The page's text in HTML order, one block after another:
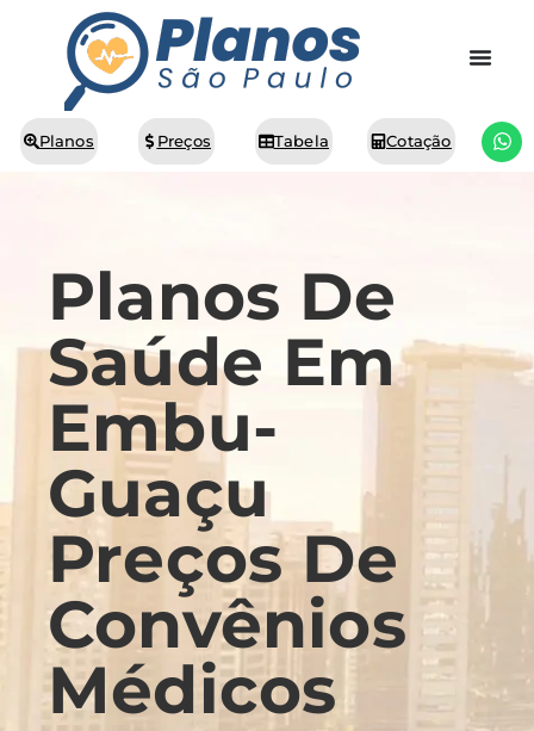
Planos Preços Tabela Cotação
Planos De
Saúde Em
Embu-
Guaçu
Preços De
Convênios
Médicos